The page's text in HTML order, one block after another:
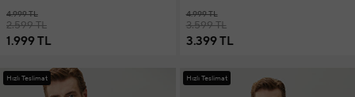
4.999 TL
2.599 TL
1.999 TL
4.999 TL
3.599 TL
3.399 TL
Hızlı Teslimat Hızlı Teslimat